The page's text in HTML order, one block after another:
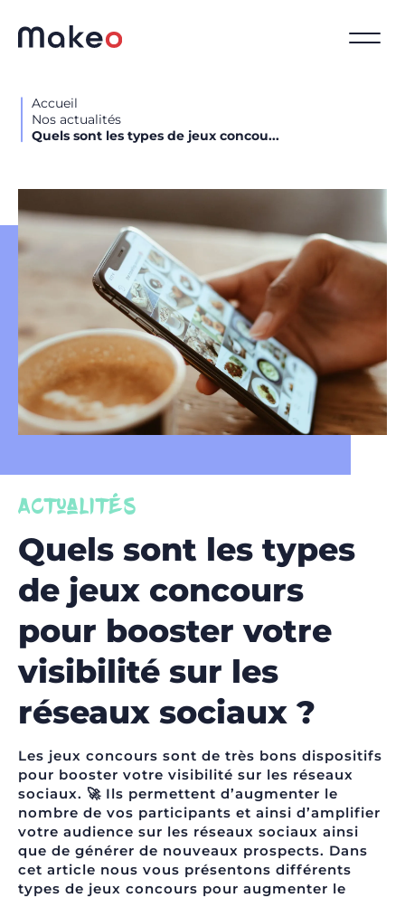
Accueil
Nos actualités
Quels sont les types de jeux concou...
Actualités
Quels sont les types
de jeux concours
pour booster votre
visibilité sur les
réseaux sociaux ?
Les jeux concours sont de très bons dispositifs
pour booster votre visibilité sur les réseaux
sociaux. 🚀 Ils permettent d’augmenter le
nombre de vos participants et ainsi d’amplifier
votre audience sur les réseaux sociaux ainsi
que de générer de nouveaux prospects. Dans
cet article nous vous présentons différents
types de jeux concours pour augmenter le